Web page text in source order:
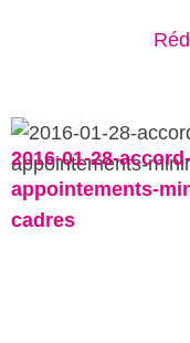
2016-01-28-
appointements-
cadres